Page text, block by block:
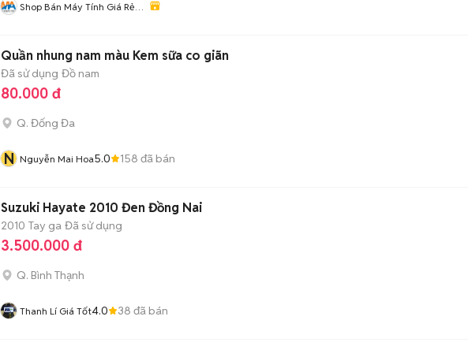
Shop Bán Máy Tính Giá Rẻ
Quần nhung nam màu Kem sữa co giãn
Đã sử dụng Đồ nam
80.000 đ
Q. Đống Đa
N Nguyễn Mai Hoa5.0 158 đã bán
Suzuki Hayate 2010 Đen Đồng Nai
2010 Tay ga Đã sử dụng
3.500.000 đ
Q. Bình Thạnh
Thanh Lí Giá Tốt4.0 38 đã bán